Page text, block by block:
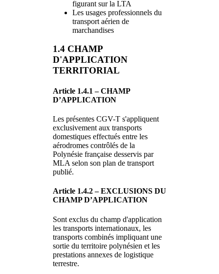
figurant sur la LTA
Les usages professionnels du
transport aérien de
marchandises
1.4 CHAMP
D'APPLICATION
TERRITORIAL
Article 1.4.1 – CHAMP
D’APPLICATION
Les présentes CGV-T s'appliquent
exclusivement aux transports
domestiques effectués entre les
aérodromes contrôlés de la
Polynésie française desservis par
MLA selon son plan de transport
publié.
Article 1.4.2 – EXCLUSIONS DU
CHAMP D’APPLICATION
Sont exclus du champ d'application
les transports internationaux, les
transports combinés impliquant une
sortie du territoire polynésien et les
prestations annexes de logistique
terrestre.